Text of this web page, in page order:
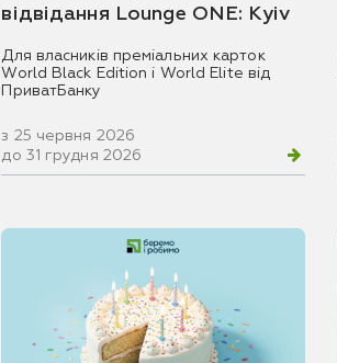
відвідання Lounge ONE: Kyiv
Для власників преміальних карток
World Black Edition і World Elite від
ПриватБанку
з 25 червня 2026
до 31 грудня 2026